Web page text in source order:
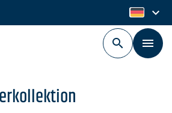
de
keyboard_arrow_down